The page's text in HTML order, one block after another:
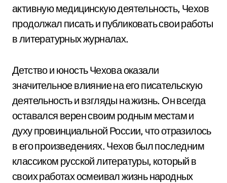
активную медицинскую деятельность, Чехов
продолжал писать и публиковать свои работы
в литературных журналах.
Детство и юность Чехова оказали
значительное влияние на его писательскую
деятельность и взгляды на жизнь. Он всегда
оставался верен своим родным местам и
духу провинциальной России, что отразилось
в его произведениях. Чехов был последним
классиком русской литературы, который в
своих работах осмеивал жизнь народных